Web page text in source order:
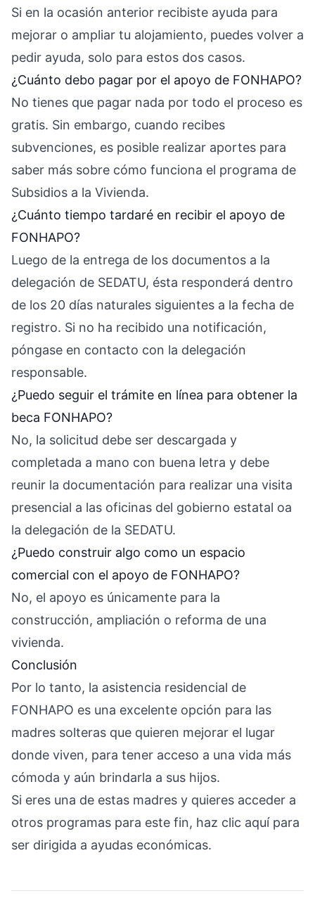
Si en la ocasión anterior recibiste ayuda para
mejorar o ampliar tu alojamiento, puedes volver a
pedir ayuda, solo para estos dos casos.
¿Cuánto debo pagar por el apoyo de FONHAPO?
No tienes que pagar nada por todo el proceso es
gratis. Sin embargo, cuando recibes
subvenciones, es posible realizar aportes para
saber más sobre cómo funciona el programa de
Subsidios a la Vivienda.
¿Cuánto tiempo tardaré en recibir el apoyo de
FONHAPO?
Luego de la entrega de los documentos a la
delegación de SEDATU, ésta responderá dentro
de los 20 días naturales siguientes a la fecha de
registro. Si no ha recibido una notificación,
póngase en contacto con la delegación
responsable.
¿Puedo seguir el trámite en línea para obtener la
beca FONHAPO?
No, la solicitud debe ser descargada y
completada a mano con buena letra y debe
reunir la documentación para realizar una visita
presencial a las oficinas del gobierno estatal oa
la delegación de la SEDATU.
¿Puedo construir algo como un espacio
comercial con el apoyo de FONHAPO?
No, el apoyo es únicamente para la
construcción, ampliación o reforma de una
vivienda.
Conclusión
Por lo tanto, la asistencia residencial de
FONHAPO es una excelente opción para las
madres solteras que quieren mejorar el lugar
donde viven, para tener acceso a una vida más
cómoda y aún brindarla a sus hijos.
Si eres una de estas madres y quieres acceder a
otros programas para este fin, haz clic aquí para
ser dirigida a ayudas económicas.